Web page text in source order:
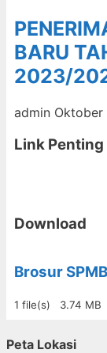
BARU
2023/
admin
Link Penting
Download
Brosur
1 file(s) 3.74 MB
Peta Lokasi